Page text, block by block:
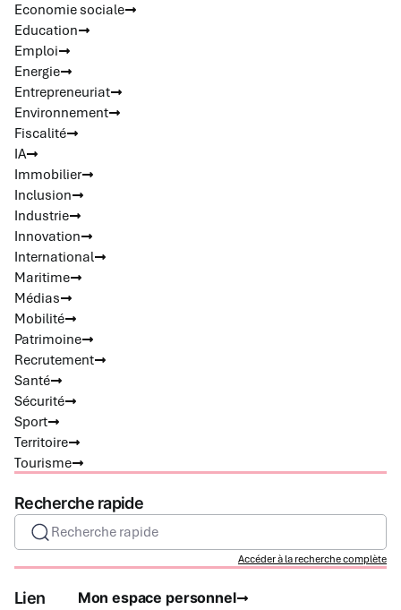
Economie sociale
Education
Emploi
Energie
Entrepreneuriat
Environnement
Fiscalité
IA
Immobilier
Inclusion
Industrie
Innovation
International
Maritime
Médias
Mobilité
Patrimoine
Recrutement
Santé
Sécurité
Sport
Territoire
Tourisme
Recherche rapide
Recherche rapide
Accéder à la recherche complète
Lien
Mon espace personnel